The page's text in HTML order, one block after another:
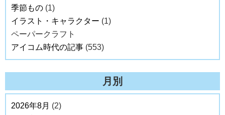
季節もの (1)
イラスト・キャラクター (1)
ペーパークラフト
アイコム時代の記事 (553)
月別
2026年8月 (2)